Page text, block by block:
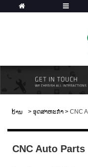
ບ້ານ > ອຸດສາຫະກໍາ > CNC
CNC Auto Parts